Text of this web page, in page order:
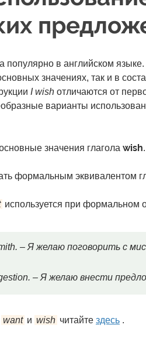
популярно в английском
значениях, так и в
I wish отличаются от
варианты
значения глагола wish.
формальным эквивалентом
используется при
– Я желаю поговорить с
– Я желаю внести
want и wish читайте здесь .